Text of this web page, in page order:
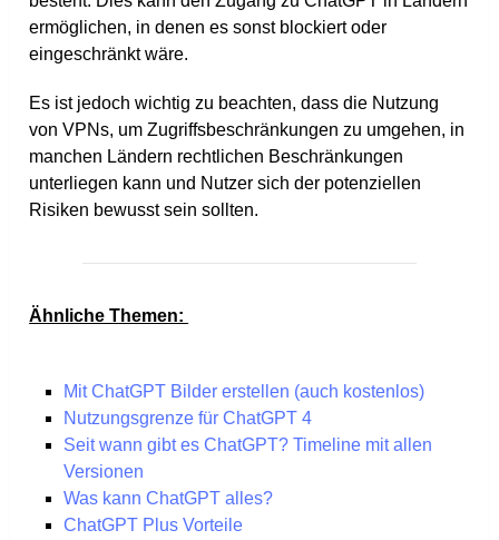
ermöglichen, in denen es sonst blockiert oder
eingeschränkt wäre.
Es ist jedoch wichtig zu beachten, dass die Nutzung
von VPNs, um Zugriffsbeschränkungen zu umgehen, in
manchen Ländern rechtlichen Beschränkungen
unterliegen kann und Nutzer sich der potenziellen
Risiken bewusst sein sollten.
Ähnliche Themen:
Mit ChatGPT Bilder erstellen (auch kostenlos)
Nutzungsgrenze für ChatGPT 4
Seit wann gibt es ChatGPT? Timeline mit allen
Versionen
Was kann ChatGPT alles?
ChatGPT Plus Vorteile